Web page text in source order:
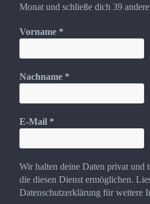
Monat und schließe dich 39
Vorname *
Nachname *
E-Mail *
Wir halten deine Daten privat und
die diesen Dienst ermöglichen.
Datenschutzerklärung für weitere